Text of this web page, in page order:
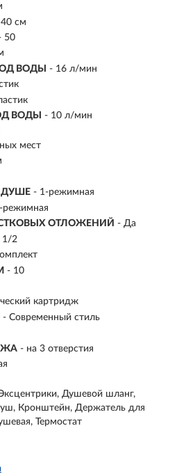
см
50
ВОДЫ
- 16 л/мин
ВОДЫ
- 10 л/мин
мест
ДУШЕ - 1-режимная
режимная
ОТЛОЖЕНИЙ - Да
1/2
- 10
картридж
- Современный стиль
- на 3 отверстия
Душевой шланг,
Кронштейн, Держатель для
Термостат